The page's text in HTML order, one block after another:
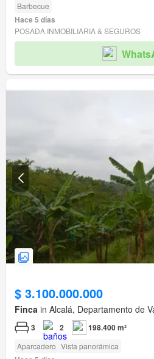
Barbecue
Hace 5 días
POSADA INMOBILIARIA & SEGUROS
$ 3.100.000.000
Finca in Alcalá, Departamento de
3 2 198.400 m²
Aparcadero Vista panorámica